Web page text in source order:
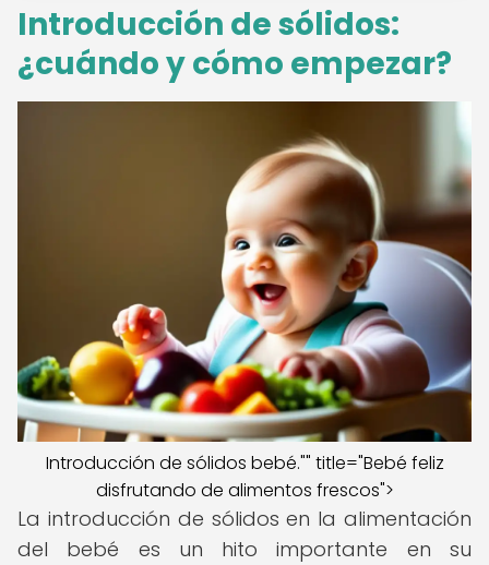
Introducción de sólidos:
¿cuándo y cómo empezar?
Introducción de sólidos bebé."" title="Bebé feliz
disfrutando de alimentos frescos">
La introducción de sólidos en la alimentación
del bebé es un hito importante en su